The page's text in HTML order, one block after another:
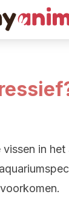
in het